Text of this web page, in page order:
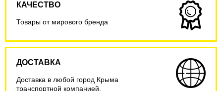
КАЧЕСТВО
Товары от мирового бренда
ДОСТАВКА
Доставка в любой город Крыма
транспортной компанией.